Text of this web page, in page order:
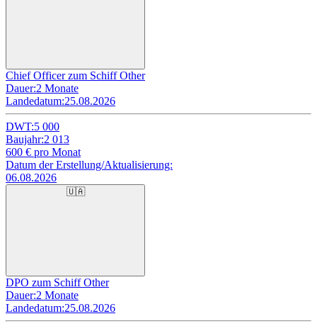
Chief Officer zum Schiff Other
Dauer:2 Monate
Landedatum:25.08.2026
DWT:5 000
Baujahr:2 013
600 € pro Monat
Datum der Erstellung/Aktualisierung:
06.08.2026
🇺🇦
DPO zum Schiff Other
Dauer:2 Monate
Landedatum:25.08.2026